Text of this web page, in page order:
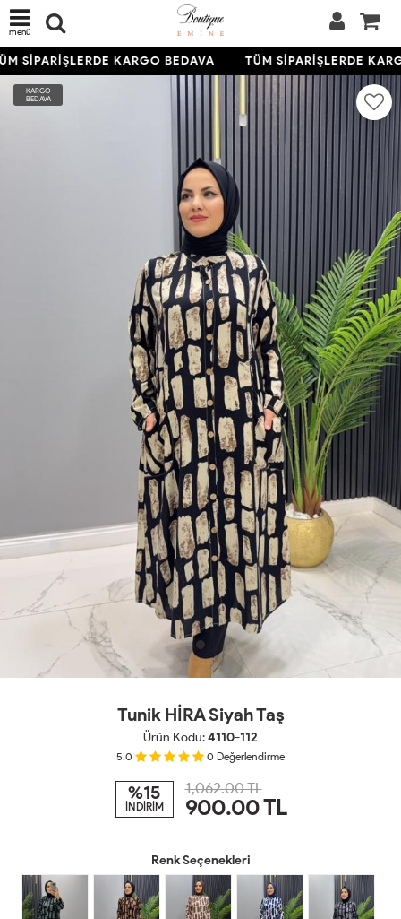
menü
SİPARİŞLERDE KARGO BEDAVA TÜM SİPARİŞLERDE
KARGO
BEDAVA
Tunik HİRA Siyah Taş
Ürün Kodu:4110-112
5.0 0 Değerlendirme
%15
İNDİRİM
1,062.00 TL
900.00TL
Renk Seçenekleri